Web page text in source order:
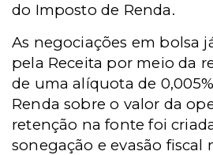
do Imposto de Renda.
As negociações em bolsa
pela Receita por meio da
de uma alíquota de
Renda sobre o valor da
retenção na fonte foi
sonegação e evasão fiscal